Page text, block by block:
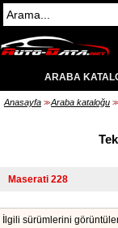
ARABA
Anasayfa >> Araba kataloğu >>
İlgili sürümlerini